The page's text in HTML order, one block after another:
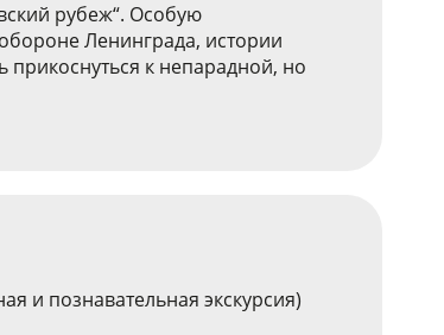
рубеж“. Особую
Ленинграда, истории
к непарадной, но
и познавательная экскурсия)